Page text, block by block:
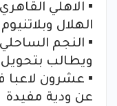
▪︎ الاهلي
الهلال وبلاتنيوم
▪︎ النجم
ويطالب بتحويل
▪︎ عشرون لاعبا
عن ودية مفيدة